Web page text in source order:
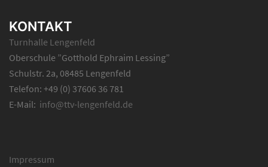
KONTAKT
Turnhalle Lengenfeld
Oberschule ”Gotthold Ephraim Lessing”
Schulstr. 2a, 08485 Lengenfeld
Telefon: +49 (0) 37606 36 781
E-Mail: info@ttv-lengenfeld.de
Impressum